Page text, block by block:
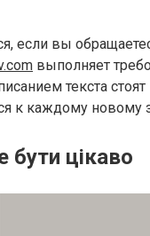
если вы
выполняет
текста
к каждому новому
цікаво